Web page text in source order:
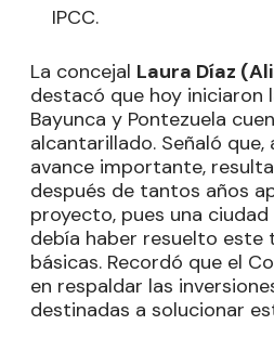
IPCC.
La concejal Laura Díaz
destacó que hoy iniciaron
Bayunca y Pontezuela
alcantarillado. Señaló que,
avance importante,
después de tantos años
proyecto, pues una
debía haber resuelto este
básicas. Recordó que el
en respaldar las
destinadas a solucionar